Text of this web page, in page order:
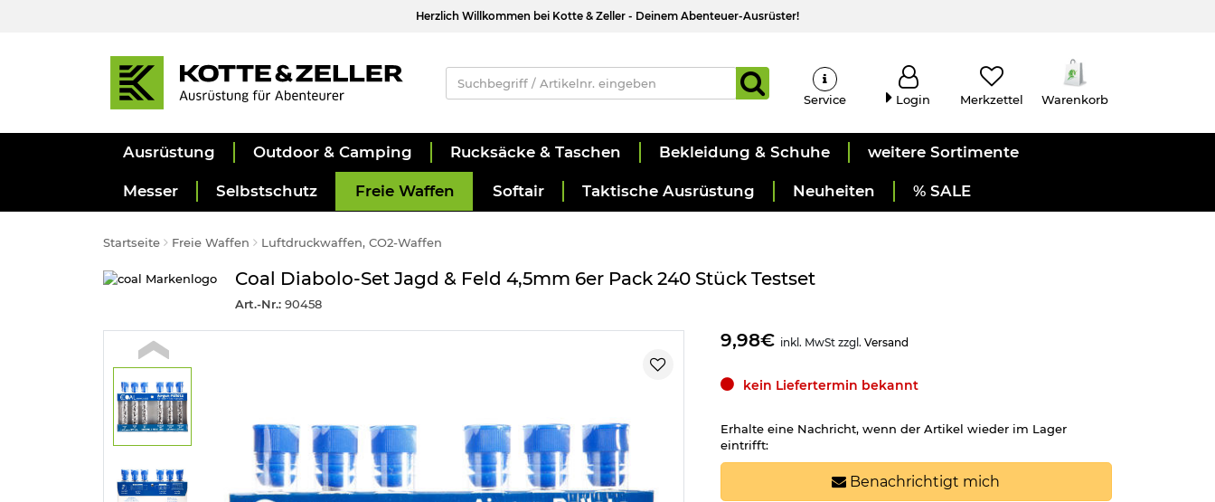
Herzlich Willkommen bei Kotte & Zeller - Deinem Abenteuer-Ausrüster!
Service Login Merkzettel Warenkorb
Ausrüstung Outdoor & Camping Rucksäcke & Taschen Bekleidung & Schuhe weitere Sortimente
Messer Selbstschutz Freie Waffen Softair Taktische Ausrüstung Neuheiten % SALE
Startseite Freie Waffen Luftdruckwaffen, CO2-Waffen
Coal Diabolo-Set Jagd & Feld 4,5mm 6er Pack 240 Stück Testset
Art.-Nr.: 90458
9,98€ inkl. MwSt zzgl. Versand
kein Liefertermin bekannt
Erhalte eine Nachricht, wenn der Artikel wieder im Lager
eintrifft:
Benachrichtigt mich